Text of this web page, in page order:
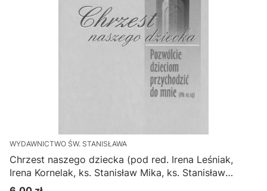
WYDAWNICTWO ŚW. STANISŁAWA
Chrzest naszego dziecka (pod red. Irena Leśniak,
Irena Kornelak, ks. Stanisław Mika, ks. Stanisław
Szczepaniec)